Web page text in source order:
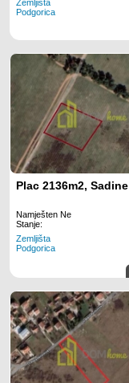
Zemljišta
Podgorica
Plac 2136m2, Sadine
Namješten Ne
Stanje:
Zemljišta
Podgorica